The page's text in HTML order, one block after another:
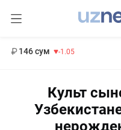
146 сум -1.05
Культ